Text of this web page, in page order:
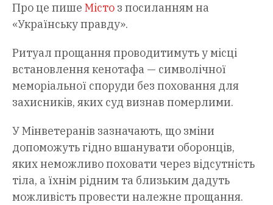
Про це пише Місто з посиланням на
«Українську правду».
Ритуал прощання проводитимуть у місці
встановлення кенотафа — символічної
меморіальної споруди без поховання для
захисників, яких суд визнав померлими.
У Мінветеранів зазначають, що зміни
допоможуть гідно вшанувати оборонців,
яких неможливо поховати через відсутність
тіла, а їхнім рідним та близьким дадуть
можливість провести належне прощання.